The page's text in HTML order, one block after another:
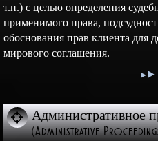
т.п.) с целью определения
применимого права,
обоснования прав клиента для
мирового соглашения.
Административное
(Administrative